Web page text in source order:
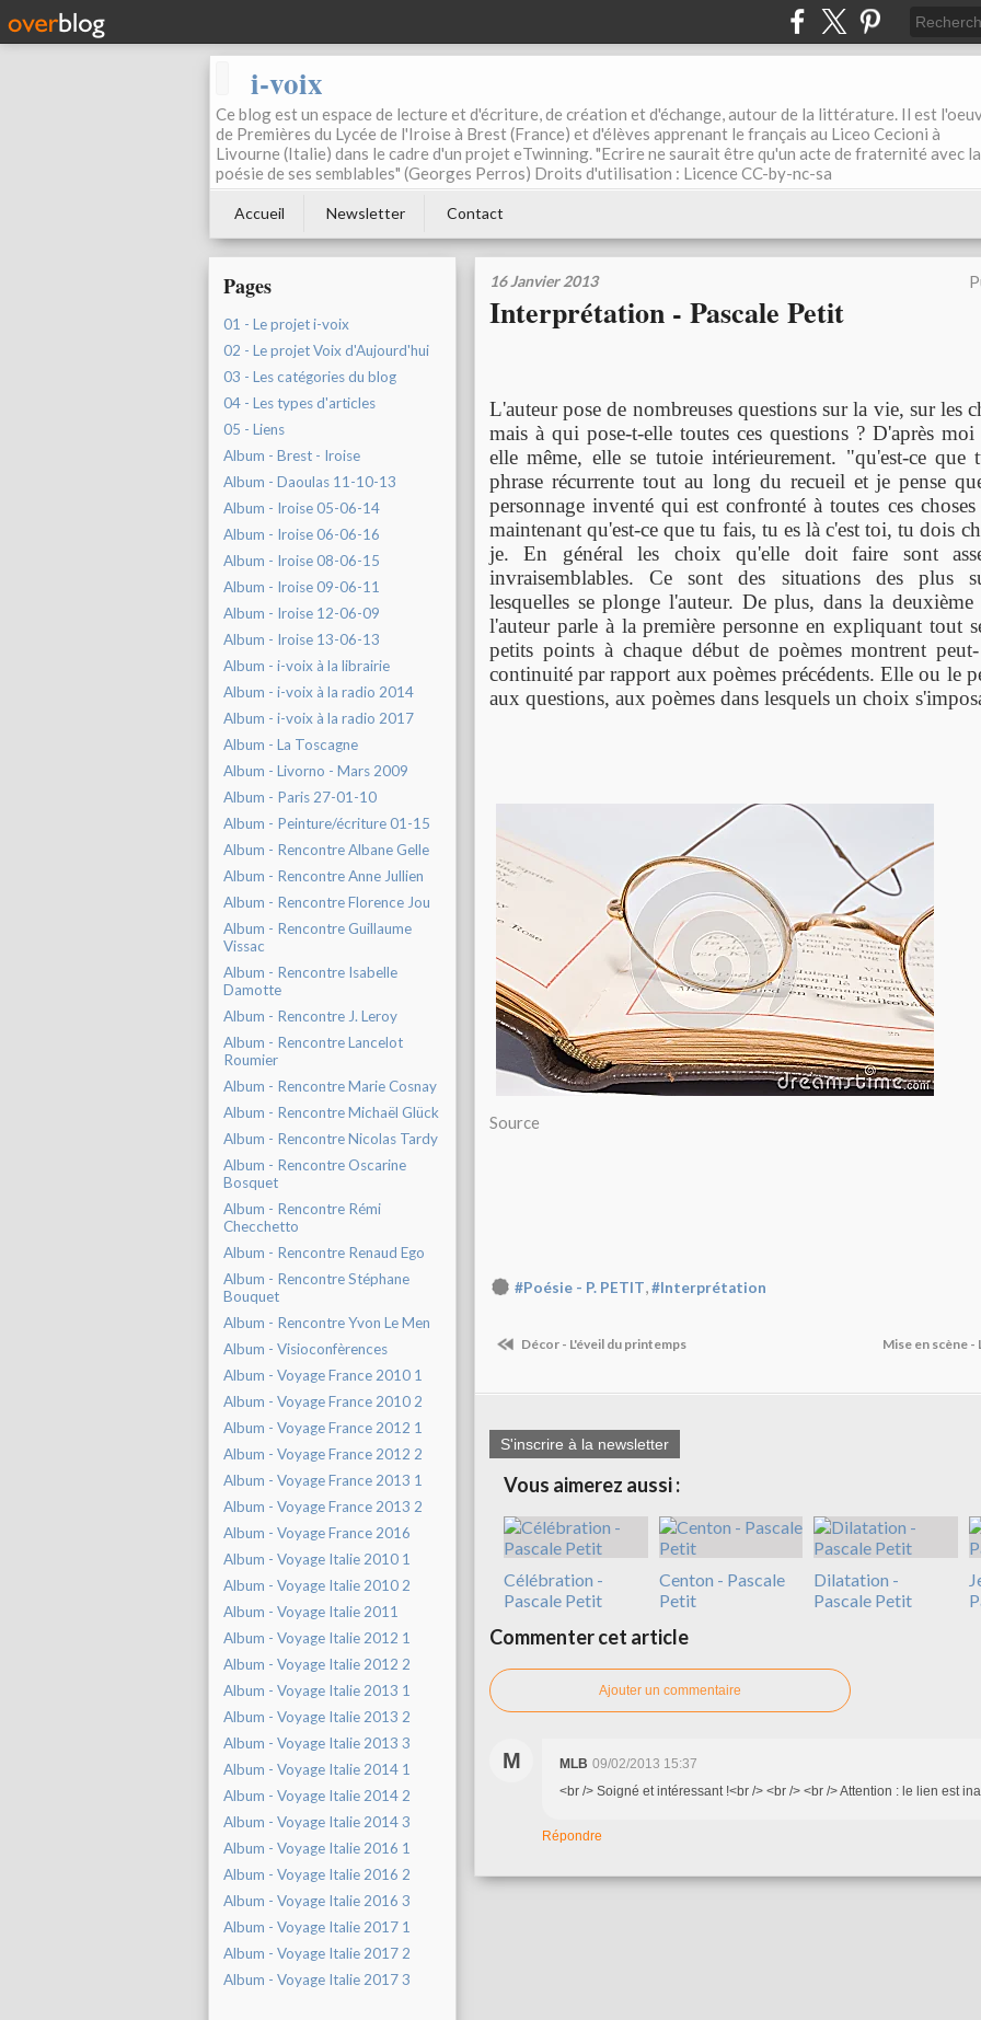
i-voix
Ce blog est un espace de lecture et d'écriture, de création et d'échange, autour de la littérature. Il est
de Premières du Lycée de l'Iroise à Brest (France) et d'élèves apprenant le français au Liceo Cecioni à
Livourne (Italie) dans le cadre d'un projet eTwinning. "Ecrire ne saurait être qu'un acte de fraternité avec la
poésie de ses semblables" (Georges Perros) Droits d'utilisation : Licence CC-by-nc-sa
Accueil Newsletter Contact
Pages
01 - Le projet i-voix
02 - Le projet Voix d'Aujourd'hui
03 - Les catégories du blog
04 - Les types d'articles
05 - Liens
Album - Brest - Iroise
Album - Daoulas 11-10-13
Album - Iroise 05-06-14
Album - Iroise 06-06-16
Album - Iroise 08-06-15
Album - Iroise 09-06-11
Album - Iroise 12-06-09
Album - Iroise 13-06-13
Album - i-voix à la librairie
Album - i-voix à la radio 2014
Album - i-voix à la radio 2017
Album - La Toscagne
Album - Livorno - Mars 2009
Album - Paris 27-01-10
Album - Peinture/écriture 01-15
Album - Rencontre Albane Gelle
Album - Rencontre Anne Jullien
Album - Rencontre Florence Jou
Album - Rencontre Guillaume
Vissac
Album - Rencontre Isabelle
Damotte
Album - Rencontre J. Leroy
Album - Rencontre Lancelot
Roumier
Album - Rencontre Marie Cosnay
Album - Rencontre Michaël Glück
Album - Rencontre Nicolas Tardy
Album - Rencontre Oscarine
Bosquet
Album - Rencontre Rémi
Checchetto
Album - Rencontre Renaud Ego
Album - Rencontre Stéphane
Bouquet
Album - Rencontre Yvon Le Men
Album - Visioconfèrences
Album - Voyage France 2010 1
Album - Voyage France 2010 2
Album - Voyage France 2012 1
Album - Voyage France 2012 2
Album - Voyage France 2013 1
Album - Voyage France 2013 2
Album - Voyage France 2016
Album - Voyage Italie 2010 1
Album - Voyage Italie 2010 2
Album - Voyage Italie 2011
Album - Voyage Italie 2012 1
Album - Voyage Italie 2012 2
Album - Voyage Italie 2013 1
Album - Voyage Italie 2013 2
Album - Voyage Italie 2013 3
Album - Voyage Italie 2014 1
Album - Voyage Italie 2014 2
Album - Voyage Italie 2014 3
Album - Voyage Italie 2016 1
Album - Voyage Italie 2016 2
Album - Voyage Italie 2016 3
Album - Voyage Italie 2017 1
Album - Voyage Italie 2017 2
Album - Voyage Italie 2017 3
16 Janvier 2013
Interprétation - Pascale Petit
L'auteur pose de nombreuses questions sur la vie, sur les
mais à qui pose-t-elle toutes ces questions ? D'après moi
elle même, elle se tutoie intérieurement. "qu'est-ce que
phrase récurrente tout au long du recueil et je pense
personnage inventé qui est confronté à toutes ces
maintenant qu'est-ce que tu fais, tu es là c'est toi, tu dois
je. En général les choix qu'elle doit faire sont
invraisemblables. Ce sont des situations des plus
lesquelles se plonge l'auteur. De plus, dans la
l'auteur parle à la première personne en expliquant tout
petits points à chaque début de poèmes montrent
continuité par rapport aux poèmes précédents. Elle ou le
aux questions, aux poèmes dans lesquels un choix
Source
#Poésie - P. PETIT,#Interprétation
Décor - L'éveil du printemps Mise en scène -
S'inscrire à la newsletter
Vous aimerez aussi :
Célébration -
Pascale Petit
Centon - Pascale
Petit
Dilatation -
Pascale Petit
Commenter cet article
Ajouter un commentaire
M MLB 09/02/2013 15:37
<br /> Soigné et intéressant !<br /> <br /> <br /> Attention : le lien est
Répondre